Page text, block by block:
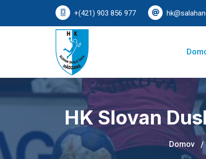
+(421) 903 856 977
HK Slovan
Domov